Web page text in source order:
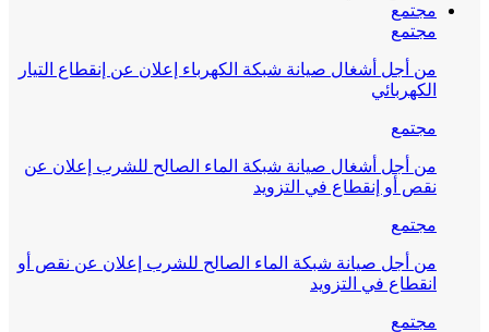
مجتمع
مجتمع
من أجل أشغال صيانة شبكة الكهرباء إعلان عن إنقطاع التيار
الكهربائي
مجتمع
من أجل أشغال صيانة شبكة الماء الصالح للشرب إعلان عن
نقص أو إنقطاع في التزويد
مجتمع
من أجل صيانة شبكة الماء الصالح للشرب إعلان عن نقص أو
انقطاع في التزويد
مجتمع